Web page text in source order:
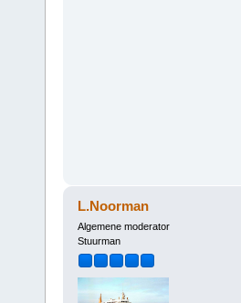
L.Noorman
Algemene moderator
Stuurman